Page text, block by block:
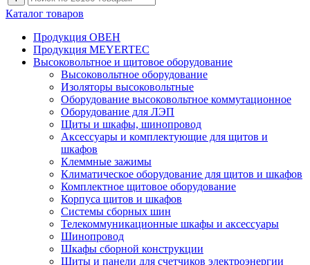
Каталог товаров
Продукция ОВЕН
Продукция MEYERTEC
Высоковольтное и щитовое оборудование
Высоковольтное оборудование
Изоляторы высоковольтные
Оборудование высоковольтное коммутационное
Оборудование для ЛЭП
Щиты и шкафы, шинопровод
Аксессуары и комплектующие для щитов и
шкафов
Клеммные зажимы
Климатическое оборудование для щитов и шкафов
Комплектное щитовое оборудование
Корпуса щитов и шкафов
Системы сборных шин
Телекоммуникационные шкафы и аксессуары
Шинопровод
Шкафы сборной конструкции
Щиты и панели для счетчиков электроэнергии